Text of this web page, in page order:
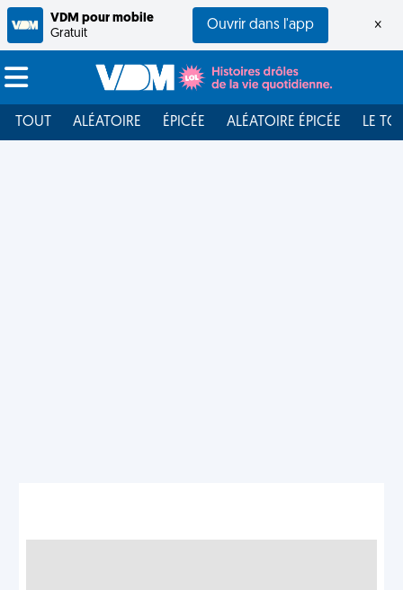
VDM pour mobile
Gratuit
Ouvrir dans l'app ×
TOUT ALÉATOIRE ÉPICÉE ALÉATOIRE ÉPICÉE LE